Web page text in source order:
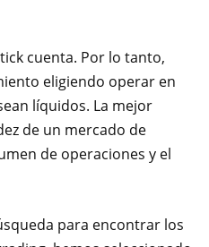
cuenta. Por lo tanto,
eligiendo operar en
líquidos. La mejor
de un mercado de
de operaciones y el
para encontrar los